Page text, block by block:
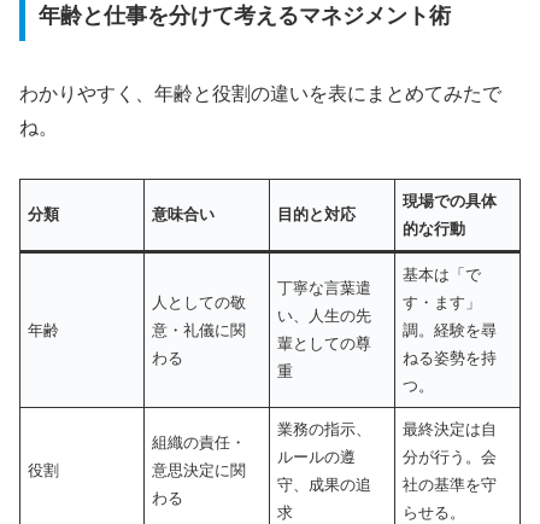
年齢と仕事を分けて考えるマネジメント術
わかりやすく、年齢と役割の違いを表にまとめてみたで
ね。
分類 意味合い 目的と対応
現場での具体
的な行動
年齢
人としての敬
意・礼儀に関
わる
丁寧な言葉遣
い、人生の先
輩としての尊
重
基本は「で
す・ます」
調。経験を尋
ねる姿勢を持
つ。
役割
組織の責任・
意思決定に関
わる
業務の指示、
ルールの遵
守、成果の追
求
最終決定は自
分が行う。会
社の基準を守
らせる。